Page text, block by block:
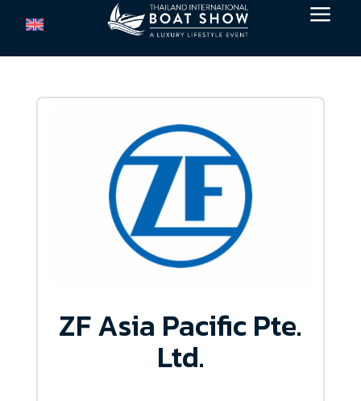
a
ZF Asia Pacific Pte.
Ltd.